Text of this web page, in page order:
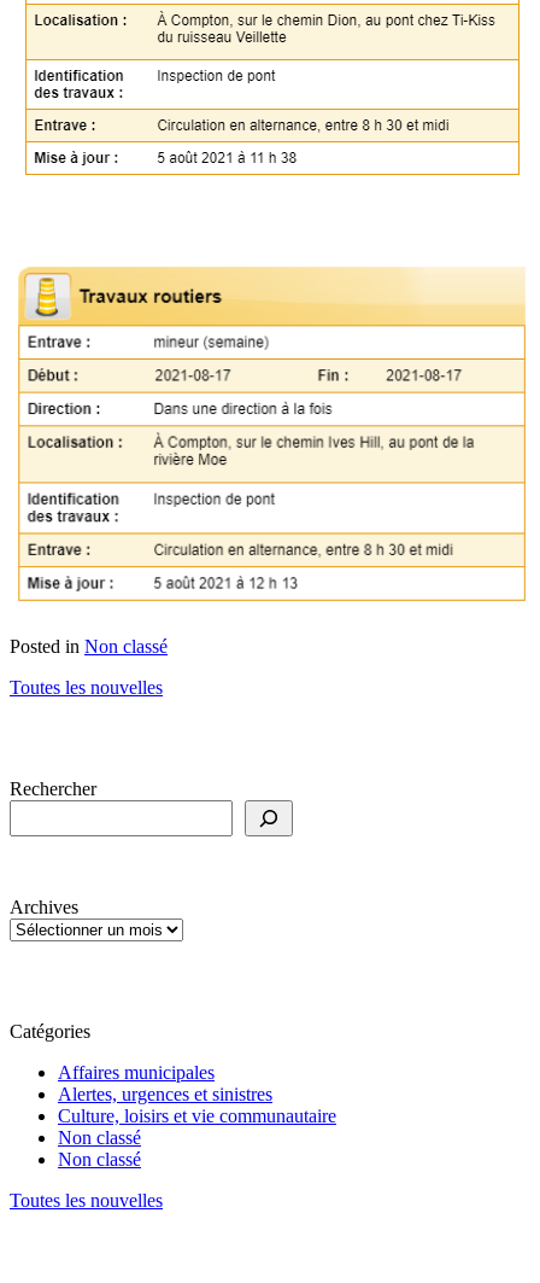
Posted in Non classé
Toutes les nouvelles
Rechercher
Archives
Catégories
Affaires municipales
Alertes, urgences et sinistres
Culture, loisirs et vie communautaire
Non classé
Non classé
Toutes les nouvelles